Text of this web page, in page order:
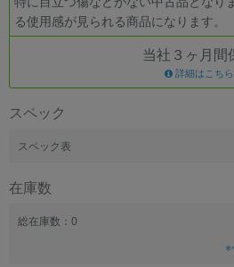
る使用感が見られる商品になります。
当社３ヶ月間
詳細はこちら
スペック
スペック表
在庫数
総在庫数：0
※
OS
OSの絞り込み
容量
モニタサイズ